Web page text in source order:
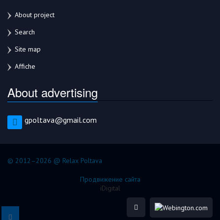
About project
Search
Site map
Affiche
About advertising
gpoltava@gmail.com
© 2012–2026 @ Relax Poltava
Продвижение сайта
iDigital